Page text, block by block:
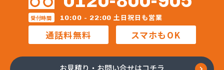
株式会社新光
株式会社新光機器
株式会社進 藤
株式会社杉石油
株式会社西田商会
受付時間 10:00 - 22:00 土日祝日も営業
通話料無料 スマホもOK